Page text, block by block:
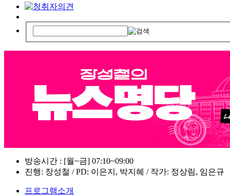
방송시간 : [월~금] 07:10~09:00
진행: 장성철 / PD: 이은지, 박지혜 / 작가: 정상림, 임은규
프로그램소개